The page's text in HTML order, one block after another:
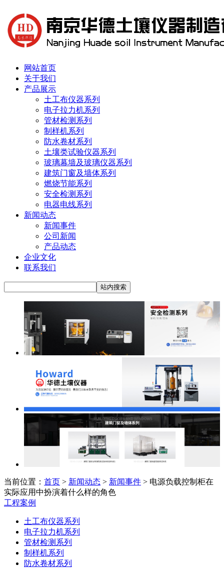
网站首页
关于我们
产品展示
土工布仪器系列
电子拉力机系列
管材检测系列
制样机系列
防水卷材系列
土壤类试验仪器系列
玻璃幕墙及玻璃仪器系列
建筑门窗及墙体系列
燃烧节能系列
安全检测系列
电器电线系列
新闻动态
新闻事件
公司新闻
产品动态
企业文化
联系我们
当前位置： 首页 > 新闻动态 > 新闻事件 > 电源负载控制柜在
实际应用中扮演着什么样的角色
工程案例
土工布仪器系列
电子拉力机系列
管材检测系列
制样机系列
防水卷材系列